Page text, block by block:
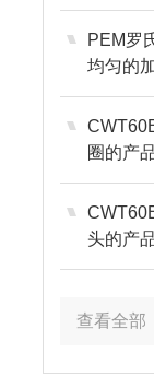
PEM罗
均匀的
圈的产
头的产
查看全部